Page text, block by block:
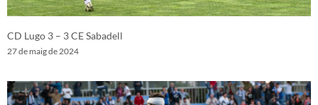
CD Lugo 3 – 3 CE Sabadell
27 de maig de 2024